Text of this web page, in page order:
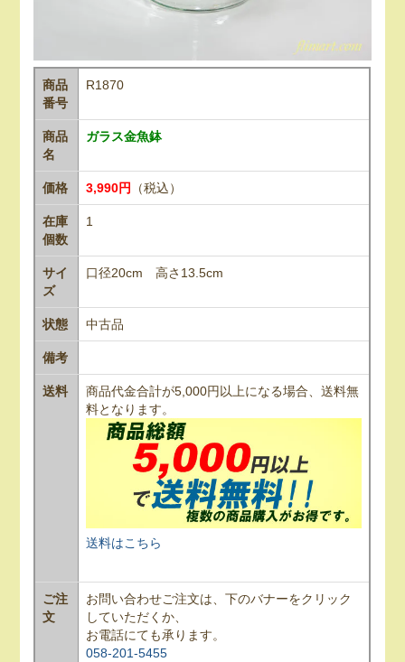
商品
番号
R1870
商品
名
ガラス金魚鉢
価格 3,990円 （税込）
在庫
個数
1
サイ
ズ
口径20cm 高さ13.5cm
状態 中古品
備考
送料
商品代金合計が5,000円以上になる場合、送料無
料となります。
送料はこちら
ご注
文
お問い合わせご注文は、下のバナーをクリック
していただくか、
お電話にても承ります。
058-201-5455